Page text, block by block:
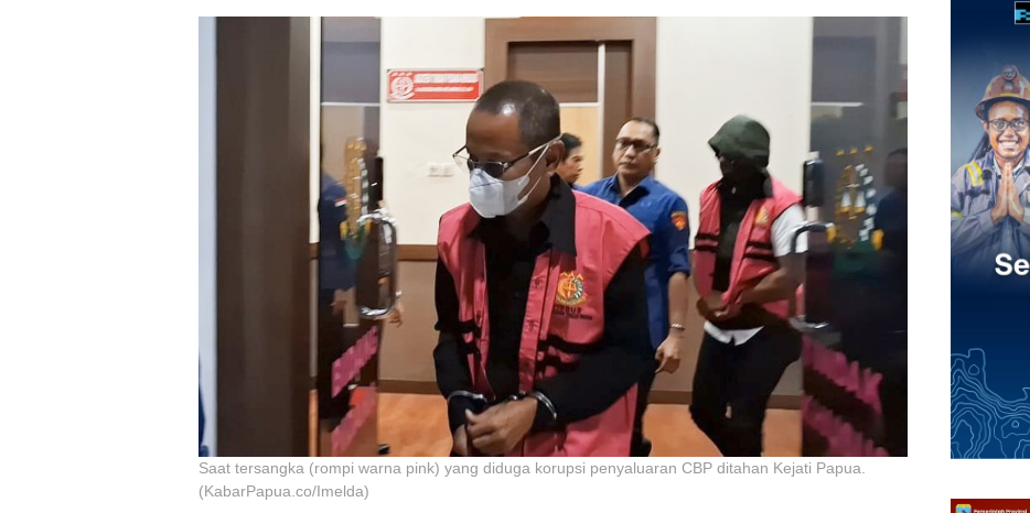
Saat tersangka (rompi warna pink) yang diduga korupsi penyaluaran CBP ditahan Kejati Papua.
(KabarPapua.co/Imelda)